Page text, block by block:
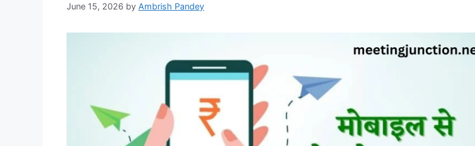
June 15, 2026 by Ambrish Pandey